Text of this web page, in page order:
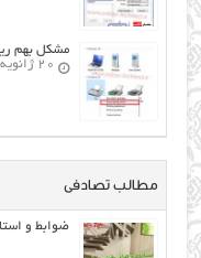
مشکل بهم
20 ژانویه 2016
مطالب تصادفی
ضوابط و